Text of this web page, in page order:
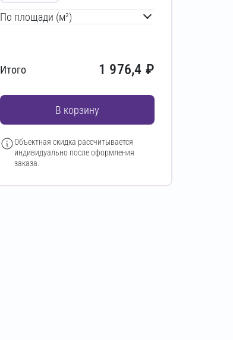
По площади (м²)
Итого 1 976,4 ₽
В корзину
Объектная скидка рассчитывается
индивидуально после оформления
заказа.